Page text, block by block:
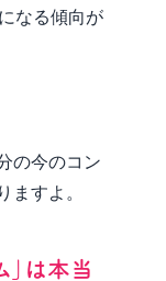
なる傾向が
の今のコン
すよ。
」は本当